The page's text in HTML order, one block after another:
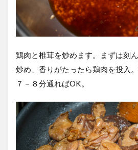
鶏肉と椎茸を炒めます。まずは刻
炒め、香りがたったら鶏肉を投入
７－８分通ればOK。